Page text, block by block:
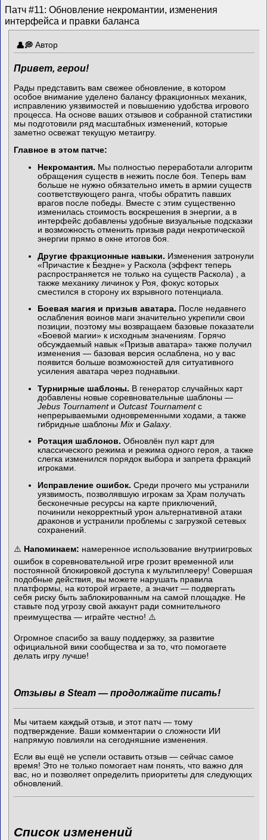
Патч #11: Обновление некромантии, изменения
интерфейса и правки баланса
Автор
Привет, герои!
Рады представить вам свежее обновление, в котором
особое внимание уделено балансу фракционных механик,
исправлению уязвимостей и повышению удобства игрового
процесса. На основе ваших отзывов и собранной статистики
мы подготовили ряд масштабных изменений, которые
заметно освежат текущую метаигру.
Главное в этом патче:
Некромантия. Мы полностью переработали алгоритм
обращения существ в нежить после боя. Теперь вам
больше не нужно обязательно иметь в армии существ
соответствующего ранга, чтобы обратить павших
врагов после победы. Вместе с этим существенно
изменилась стоимость воскрешения в энергии, а в
интерфейс добавлены удобные визуальные подсказки
и возможность отменить призыв ради некротической
энергии прямо в окне итогов боя.
Другие фракционные навыки. Изменения затронули
«Причастие к Бездне» у Раскола (эффект теперь
распространяется не только на существ Раскола) , а
также механику личинок у Роя, фокус которых
сместился в сторону их взрывного потенциала.
Боевая магия и призыв аватара. После недавнего
ослабления воинов маги значительно укрепили свои
позиции, поэтому мы возвращаем базовые показатели
«Боевой магии» к исходным значениям. Горячо
обсуждаемый навык «Призыв аватара» также получил
изменения — базовая версия ослаблена, но у вас
появится больше возможностей для ситуативного
усиления аватара через поднавыки.
Турнирные шаблоны. В генератор случайных карт
добавлены новые соревновательные шаблоны —
Jebus TournamentиOutcast Tournamentс
непрерываемыми одновременными ходами, а также
гибридные шаблоныMix иGalaxy.
Ротация шаблонов. Обновлён пул карт для
классического режима и режима одного героя, а также
слегка изменился порядок выбора и запрета фракций
игроками.
Исправление ошибок. Среди прочего мы устранили
уязвимость, позволявшую игрокам за Храм получать
бесконечные ресурсы на карте приключений,
починили некорректный урон альтернативной атаки
драконов и устранили проблемы с загрузкой сетевых
сохранений.
⚠️ Напоминаем: намеренное использование внутриигровых
ошибок в соревновательной игре грозит временной или
постоянной блокировкой доступа к мультиплееру! Совершая
подобные действия, вы можете нарушать правила
платформы, на которой играете, а значит — подвергать
себя риску быть заблокированным на самой площадке. Не
ставьте под угрозу свой аккаунт ради сомнительного
преимущества — играйте честно! ⚠️
Огромное спасибо за вашу поддержку, за развитие
официальной вики сообщества и за то, что помогаете
делать игру лучше!
Отзывы в Steam — продолжайте писать!
Мы читаем каждый отзыв, и этот патч — тому
подтверждение. Ваши комментарии о сложности ИИ
напрямую повлияли на сегодняшние изменения.
Если вы ещё не успели оставить отзыв — сейчас самое
время! Это не только помогает нам понять, что важно для
вас, но и позволяет определить приоритеты для следующих
обновлений.
Список изменений